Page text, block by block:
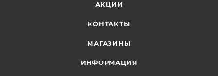
АКЦИИ
КОНТАКТЫ
МАГАЗИНЫ
ИНФОРМАЦИЯ